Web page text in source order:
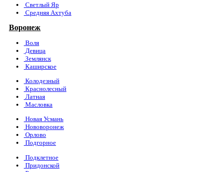
Светлый Яр
Средняя Ахтуба
Воронеж
Воля
Девица
Землянск
Каширское
Колодезный
Краснолесный
Латная
Масловка
Новая Усмань
Нововоронеж
Орлово
Подгорное
Подклетное
Придонской